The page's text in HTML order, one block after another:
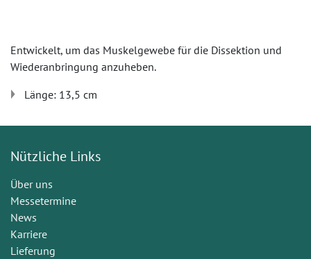
Entwickelt, um das Muskelgewebe für die Dissektion und
Wiederanbringung anzuheben.
Länge: 13,5 cm
Nützliche Links
Über uns
Messetermine
News
Karriere
Lieferung